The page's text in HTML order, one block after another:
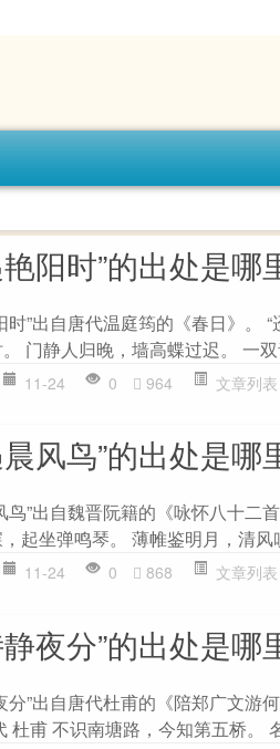
阳时”的出处是哪
时”出自唐代温庭筠的《春日》。
门静人归晚，墙高蝶过迟。 一
11-24 0 964 文章列表
风鸟”的出处是哪
鸟”出自魏晋阮籍的《咏怀八十二
起坐弹鸣琴。 薄帷鉴明月，清风
11-24 0 868 文章列表
夜分”的出处是哪
分”出自唐代杜甫的《陪郑广文游
杜甫 不识南塘路，今知第五桥。